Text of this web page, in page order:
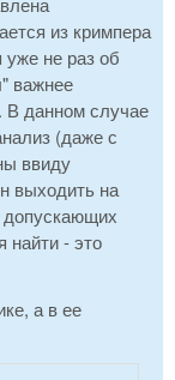
из кримпера
не раз об
важнее
В данном случае
(даже с
ввиду
выходить на
допускающих
найти - это
а в ее